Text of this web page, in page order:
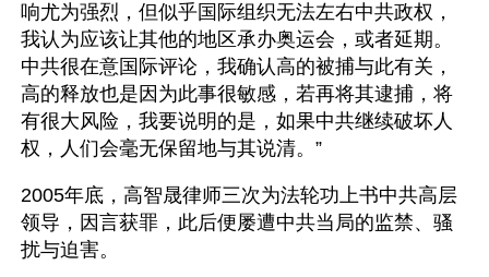
响尤为强烈，但似乎国际组织无法左右中共政权，
我认为应该让其他的地区承办奥运会，或者延期。
中共很在意国际评论，我确认高的被捕与此有关，
高的释放也是因为此事很敏感，若再将其逮捕，将
有很大风险，我要说明的是，如果中共继续破坏人
权，人们会毫无保留地与其说清。”
2005年底，高智晟律师三次为法轮功上书中共高层
领导，因言获罪，此后便屡遭中共当局的监禁、骚
扰与迫害。